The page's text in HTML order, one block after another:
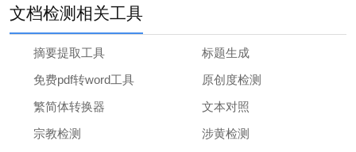
文档检测相关工具
摘要提取工具
标题生成
免费pdf转word工具
原创度检测
繁简体转换器
文本对照
宗教检测
涉黄检测